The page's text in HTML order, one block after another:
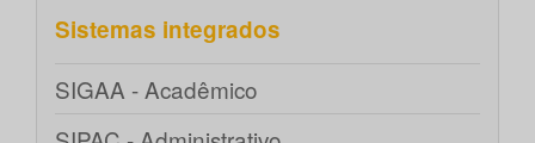
Sistemas integrados
SIGAA - Acadêmico